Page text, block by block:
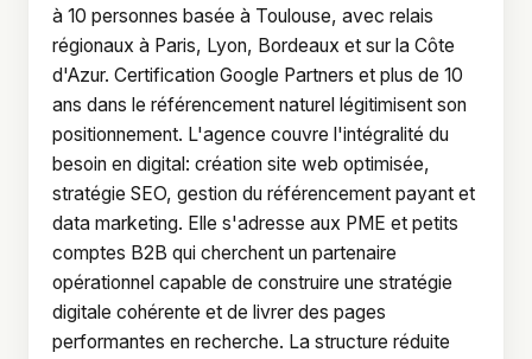
à 10 personnes basée à Toulouse, avec relais
régionaux à Paris, Lyon, Bordeaux et sur la Côte
d'Azur. Certification Google Partners et plus de 10
ans dans le référencement naturel légitimisent son
positionnement. L'agence couvre l'intégralité du
besoin en digital: création site web optimisée,
stratégie SEO, gestion du référencement payant et
data marketing. Elle s'adresse aux PME et petits
comptes B2B qui cherchent un partenaire
opérationnel capable de construire une stratégie
digitale cohérente et de livrer des pages
performantes en recherche. La structure réduite